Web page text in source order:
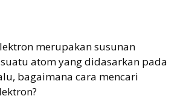
merupakan susunan
atom yang didasarkan pada
bagaimana cara mencari